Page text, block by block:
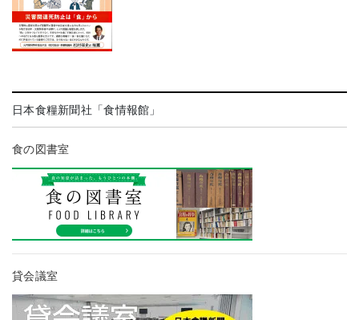
日本食糧新聞社「食情報館」
食の図書室
貸会議室